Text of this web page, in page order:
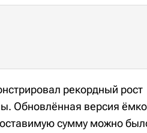
рекордный рост
Обновлённая версия
сумму можно